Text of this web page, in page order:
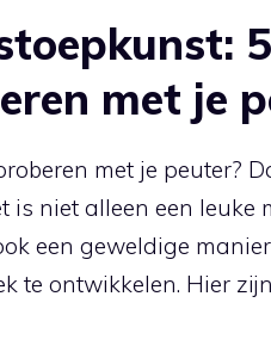
met je
met je peuter?
is niet alleen een leuke
een geweldige
te ontwikkelen. Hier